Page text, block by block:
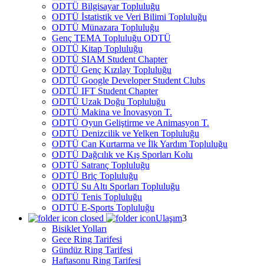
ODTÜ Bilgisayar Topluluğu
ODTÜ İstatistik ve Veri Bilimi Topluluğu
ODTÜ Münazara Topluluğu
Genç TEMA Topluluğu ODTÜ
ODTÜ Kitap Topluluğu
ODTÜ SIAM Student Chapter
ODTÜ Genç Kızılay Topluluğu
ODTÜ Google Developer Student Clubs
ODTÜ IFT Student Chapter
ODTÜ Uzak Doğu Topluluğu
ODTÜ Makina ve İnovasyon T.
ODTÜ Oyun Geliştirme ve Animasyon T.
ODTÜ Denizcilik ve Yelken Topluluğu
ODTÜ Can Kurtarma ve İlk Yardım Topluluğu
ODTÜ Dağcılık ve Kış Sporları Kolu
ODTÜ Satranç Topluluğu
ODTÜ Briç Topluluğu
ODTÜ Su Altı Sporları Topluluğu
ODTÜ Tenis Topluluğu
ODTÜ E-Sports Topluluğu
Ulaşım
Bisiklet Yolları
Gece Ring Tarifesi
Gündüz Ring Tarifesi
Haftasonu Ring Tarifesi